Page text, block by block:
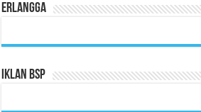
Erlangga
Iklan BSP